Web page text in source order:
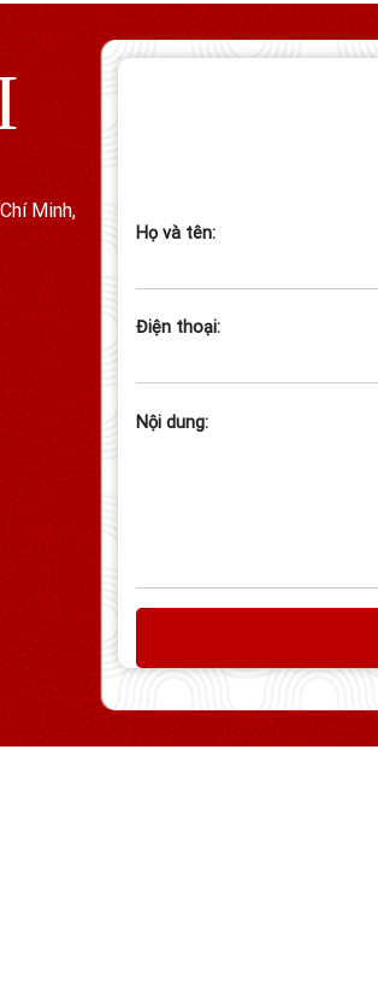
Minh,
Họ và tên:
Điện thoại:
Nội dung: